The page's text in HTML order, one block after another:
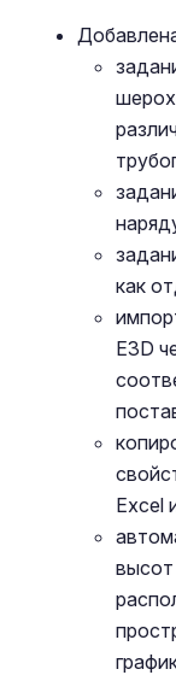
как
E3D
Excel
высот